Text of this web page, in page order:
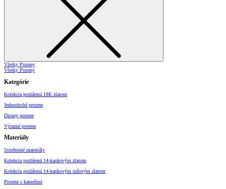
Všetky Prsteny
Všetky Prsteny
Kategórie
Kolekcia pozlátená 18K zlatom
Jednoduché prstene
Disney prstene
Výrazné prstene
Materiály
Strieborné materiály
Kolekcia pozlátená 14-karátovým zlatom
Kolekcia pozlátená 14-karátovým ružovým zlatom
Prstene s kameňmi